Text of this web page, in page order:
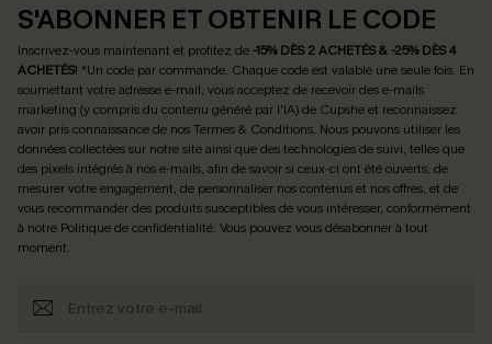
S'ABONNER ET OBTENIR LE CODE
Inscrivez-vous maintenant et profitez de -15% DÈS 2 ACHETÉS & -25% DÈS 4
ACHETÉS! *Un code par commande. Chaque code est valable une seule fois. En
soumettant votre adresse e-mail, vous acceptez de recevoir des e-mails
marketing (y compris du contenu généré par l'IA) de Cupshe et reconnaissez
avoir pris connaissance de nosTermes & Conditions. Nous pouvons utiliser les
données collectées sur notre site ainsi que des technologies de suivi, telles que
des pixels intégrés à nos e-mails, afin de savoir si ceux-ci ont été ouverts, de
mesurer votre engagement, de personnaliser nos contenus et nos offres, et de
vous recommander des produits susceptibles de vous intéresser, conformément
à notre Politique de confidentialité. Vous pouvez vous désabonner à tout
moment.